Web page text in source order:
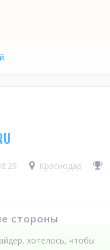
Краснодар
стороны
хотелось, чтобы